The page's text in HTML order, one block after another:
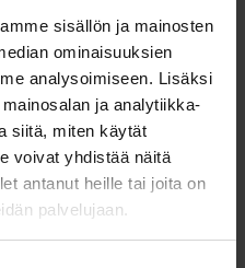
sisällön ja mainosten
ominaisuuksien
analysoimiseen. Lisäksi
ja analytiikka-
siitä, miten käytät
voivat yhdistää näitä
antanut heille tai joita on
palvelujaan.